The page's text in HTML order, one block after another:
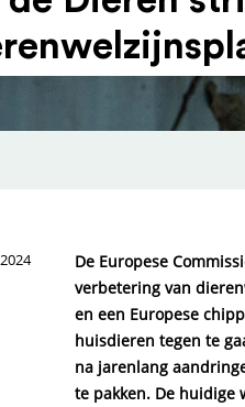
De Europese
verbetering van
en een Europese
huisdieren tegen te
na jarenlang
te pakken. De huidige